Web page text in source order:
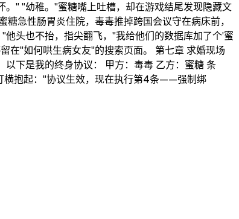
" "幼稚。"蜜糖嘴上吐槽，却在游戏结尾发现隐藏文
急性肠胃炎住院，毒毒推掉跨国会议守在病床前，
头也不抬，指尖翻飞，"我给他们的数据库加了个'蜜
在"如何哄生病女友"的搜索页面。 第七章 求婚现场
下是我的终身协议： 甲方：毒毒 乙方：蜜糖 条
横抱起："协议生效，现在执行第4条——强制绑